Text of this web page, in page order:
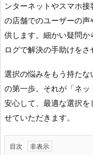
ンターネットやスマホ
の店舗でのユーザーの
供します。細かい疑問
ログで解決の手助けをさ
選択の悩みをもう持た
の第一歩。それが「ネッ
安心して、最適な選択
せていただきます。
目次